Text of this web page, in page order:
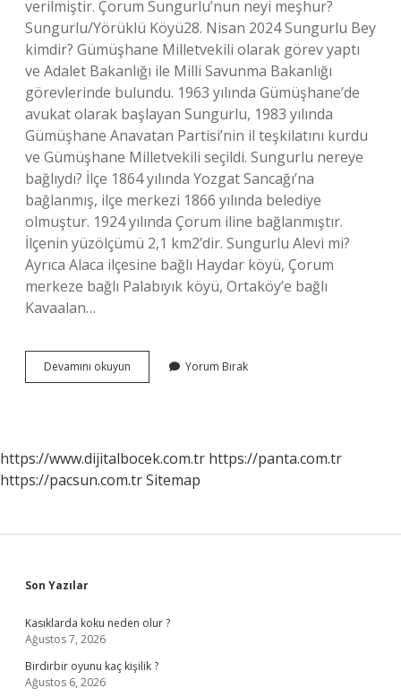
verilmiştir. Çorum Sungurlu’nun neyi meşhur?
Sungurlu/Yörüklü Köyü28. Nisan 2024 Sungurlu Bey
kimdir? Gümüşhane Milletvekili olarak görev yaptı
ve Adalet Bakanlığı ile Milli Savunma Bakanlığı
görevlerinde bulundu. 1963 yılında Gümüşhane’de
avukat olarak başlayan Sungurlu, 1983 yılında
Gümüşhane Anavatan Partisi’nin il teşkilatını kurdu
ve Gümüşhane Milletvekili seçildi. Sungurlu nereye
bağlıydı? İlçe 1864 yılında Yozgat Sancağı’na
bağlanmış, ilçe merkezi 1866 yılında belediye
olmuştur. 1924 yılında Çorum iline bağlanmıştır.
İlçenin yüzölçümü 2,1 km2’dir. Sungurlu Alevi mi?
Ayrıca Alaca ilçesine bağlı Haydar köyü, Çorum
merkeze bağlı Palabıyık köyü, Ortaköy’e bağlı
Kavaalan…
Devamını okuyun Sungurlu
Ismi
Yorum Bırak
https://www.dijitalbocek.com.tr https://panta.com.tr
https://pacsun.com.trSitemap
Sidebar
Son Yazılar
Kasıklarda koku neden olur ?
Ağustos 7, 2026
Birdirbir oyunu kaç kişilik ?
Ağustos 6, 2026